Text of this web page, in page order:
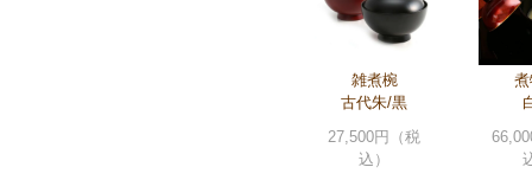
雑煮椀
古代朱/黒
27,500円（税
込）